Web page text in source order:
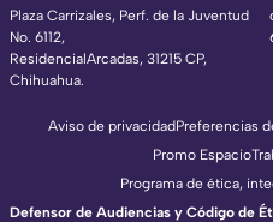
Plaza Carrizales, Perf. de la Juventud
No. 6112,
ResidencialArcadas, 31215 CP,
Chihuahua.
Aviso de privacidadPreferencias
Promo Espacio
Programa de ética,
Defensor de Audiencias y Código de